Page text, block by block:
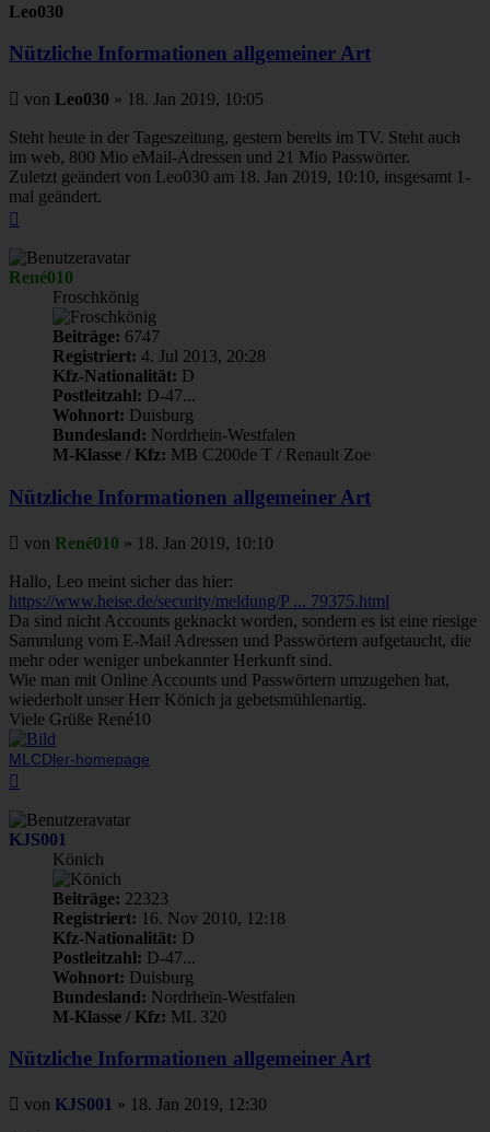
Leo030
Nützliche Informationen allgemeiner Art
Beitrag
von Leo030 » 18. Jan 2019, 10:05
Steht heute in der Tageszeitung, gestern bereits im TV. Steht auch
im web, 800 Mio eMail-Adressen und 21 Mio Passwörter.
Zuletzt geändert von Leo030 am 18. Jan 2019, 10:10, insgesamt 1-
mal geändert.
René010
Froschkönig
Beiträge: 6747
Registriert: 4. Jul 2013, 20:28
Kfz-Nationalität: D
Postleitzahl: D-47...
Wohnort: Duisburg
Bundesland: Nordrhein-Westfalen
M-Klasse / Kfz: MB C200de T / Renault Zoe
Nützliche Informationen allgemeiner Art
Beitrag
von René010 » 18. Jan 2019, 10:10
Hallo, Leo meint sicher das hier:
https://www.heise.de/security/meldung/P ... 79375.html
Da sind nicht Accounts geknackt worden, sondern es ist eine riesige
Sammlung vom E-Mail Adressen und Passwörtern aufgetaucht, die
mehr oder weniger unbekannter Herkunft sind.
Wie man mit Online Accounts und Passwörtern umzugehen hat,
wiederholt unser Herr Könich ja gebetsmühlenartig.
Viele Grüße René10
MLCDler-homepage
KJS001
Könich
Beiträge: 22323
Registriert: 16. Nov 2010, 12:18
Kfz-Nationalität: D
Postleitzahl: D-47...
Wohnort: Duisburg
Bundesland: Nordrhein-Westfalen
M-Klasse / Kfz: ML 320
Nützliche Informationen allgemeiner Art
Beitrag
von KJS001 » 18. Jan 2019, 12:30